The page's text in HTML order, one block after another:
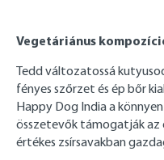
Vegetáriánus
Tedd változatossá
fényes szőrzet és ép bőr
Happy Dog India a
összetevők támogatják az
értékes zsírsavakban